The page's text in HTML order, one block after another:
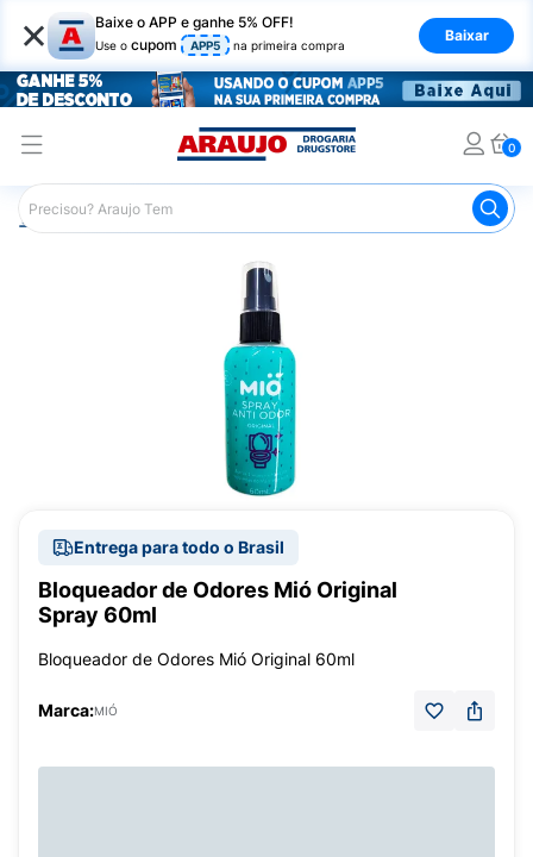
× Baixe o APP e ganhe 5% OFF!
Use o cupom APP5 na primeira compra
Baixar
0
Araujo Mercado Banheiro
Entrega para todo o Brasil
Bloqueador de Odores Mió Original
Spray 60ml
Bloqueador de Odores Mió Original 60ml
Marca:MIÓ